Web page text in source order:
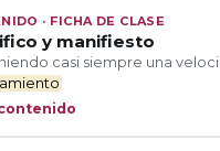
· FICHA DE CLASE
y manifiesto
casi siempre una